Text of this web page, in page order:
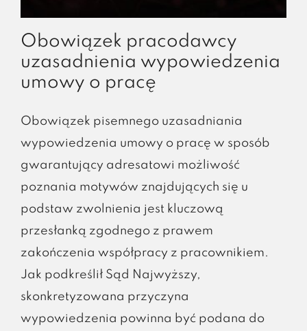
Obowiązek pracodawcy
uzasadnienia wypowiedzenia
umowy o pracę
Obowiązek pisemnego uzasadniania
wypowiedzenia umowy o pracę w sposób
gwarantujący adresatowi możliwość
poznania motywów znajdujących się u
podstaw zwolnienia jest kluczową
przesłanką zgodnego z prawem
zakończenia współpracy z pracownikiem.
Jak podkreślił Sąd Najwyższy,
skonkretyzowana przyczyna
wypowiedzenia powinna być podana do